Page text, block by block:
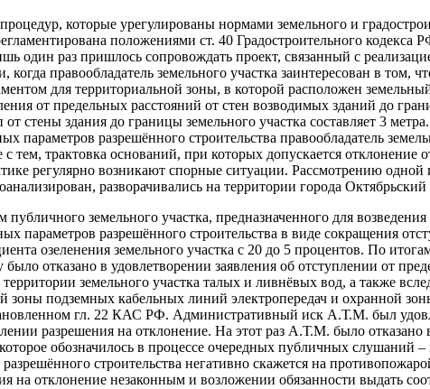
которые урегулированы нормами земельного и
положениями ст. 40 Градостроительного
один раз пришлось сопровождать проект, связанный с
когда правообладатель земельного участка заинтересован в
для территориальной зоны, в которой расположен
от предельных расстояний от стен возводимых зданий до
от стены здания до границы земельного участка составляет 3
параметров разрешённого строительства правообладатель
тем, трактовка оснований, при которых допускается отклонение
регулярно возникают спорные ситуации. Рассмотрению
разворачивались на территории города
земельного участка, предназначенного для
параметров разрешённого строительства в виде сокращения
озеленения земельного участка с 20 до 5 процентов. По
отказано в удовлетворении заявления об отступлении от
земельного участка талых и ливнёвых вод, а также
зоны подземных кабельных линий электропередач и охранной
гл. 22 КАС РФ. Административный иск А.Т.М. был
разрешения на отклонение. На этот раз А.Т.М. было
обозначилось в процессе очередных публичных слушаний –
строительства негативно скажется на
на отклонение незаконным и возложении обязанности выдать